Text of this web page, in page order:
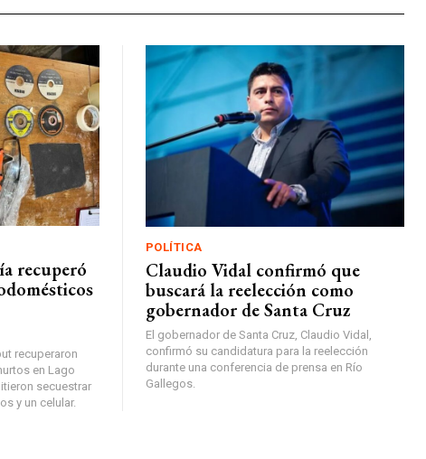
recuperó
recuperaron
en Lago
secuestrar
y un celular.
POLÍTICA
Claudio Vidal confirmó que
buscará la reelección como
gobernador de Santa Cruz
El gobernador de Santa Cruz, Claudio Vidal,
confirmó su candidatura para la reelección
durante una conferencia de prensa en Río
Gallegos.